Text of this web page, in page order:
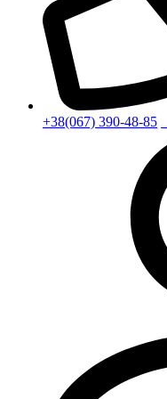
+38(067) 390-48-85